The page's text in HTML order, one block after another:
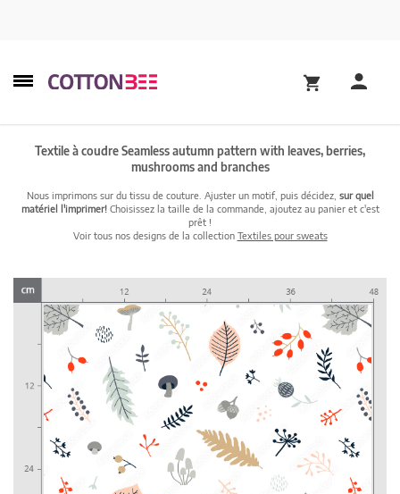
Textile à coudre Seamless autumn pattern with leaves, berries,
mushrooms and branches
Nous imprimons sur du tissu de couture. Ajuster un motif, puis décidez, sur quel
matériel l'imprimer!Choisissez la taille de la commande, ajoutez au panier et c'est
prêt !
Voir tous nos designs de la collection Textiles pour sweats